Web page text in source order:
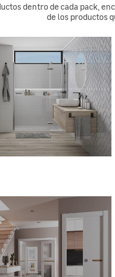
dentro de cada pack,
de los productos